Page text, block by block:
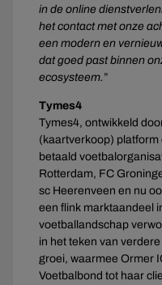
in de online
het contact met onze
een modern en
dat goed past binnen
ecosysteem. ”
Tymes4
Tymes4, ontwikkeld
(kaartverkoop) platform
betaald
Rotterdam, FC
sc Heerenveen en nu
een flink marktaandeel
voetballandschap
in het teken van
groei, waarmee Ormer
Voetbalbond tot haar